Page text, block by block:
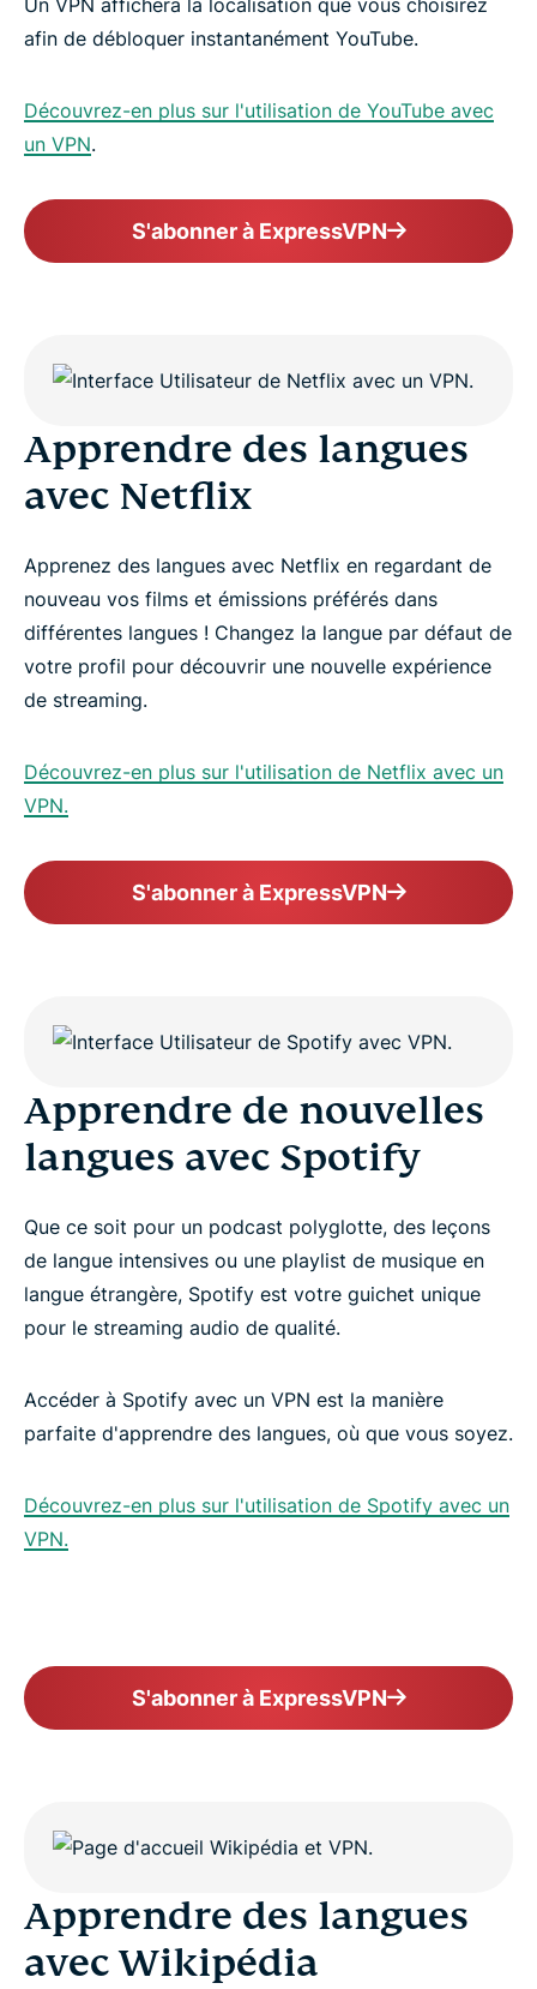
Un VPN affichera la localisation que vous choisirez
afin de débloquer instantanément YouTube.
Découvrez-en plus sur l'utilisation de YouTube avec
un VPN.
S'abonner à ExpressVPN
Apprendre des langues
avec Netflix
Apprenez des langues avec Netflix en regardant de
nouveau vos films et émissions préférés dans
différentes langues ! Changez la langue par défaut de
votre profil pour découvrir une nouvelle expérience
de streaming.
Découvrez-en plus sur l'utilisation de Netflix avec un
VPN.
S'abonner à ExpressVPN
Apprendre de nouvelles
langues avec Spotify
Que ce soit pour un podcast polyglotte, des leçons
de langue intensives ou une playlist de musique en
langue étrangère, Spotify est votre guichet unique
pour le streaming audio de qualité.
Accéder à Spotify avec un VPN est la manière
parfaite d'apprendre des langues, où que vous soyez.
Découvrez-en plus sur l'utilisation de Spotify avec un
VPN.
S'abonner à ExpressVPN
Apprendre des langues
avec Wikipédia